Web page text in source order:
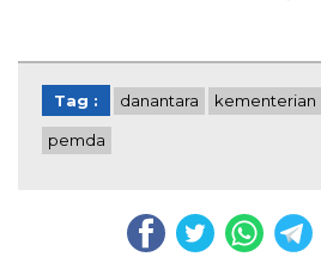
Tag : danantara kementerian
pemda